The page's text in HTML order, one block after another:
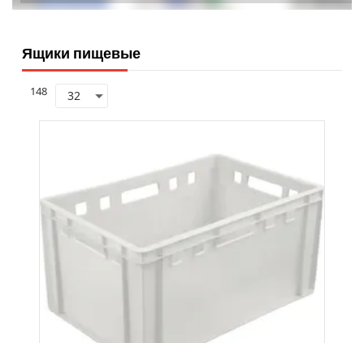
Ящики пищевые
148